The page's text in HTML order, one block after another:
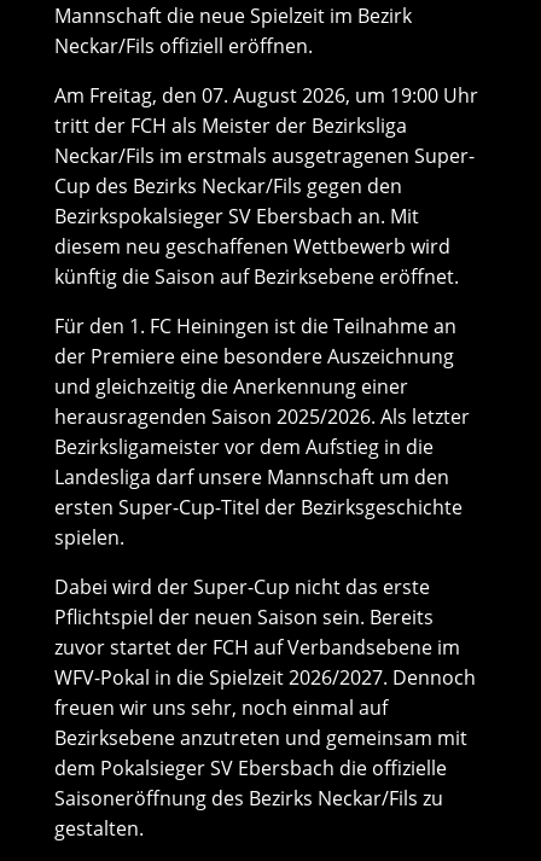
Mannschaft die neue Spielzeit im Bezirk
Neckar/Fils offiziell eröffnen.
Am Freitag, den 07. August 2026, um 19:00 Uhr
tritt der FCH als Meister der Bezirksliga
Neckar/Fils im erstmals ausgetragenen Super-
Cup des Bezirks Neckar/Fils gegen den
Bezirkspokalsieger SV Ebersbach an. Mit
diesem neu geschaffenen Wettbewerb wird
künftig die Saison auf Bezirksebene eröffnet.
Für den 1. FC Heiningen ist die Teilnahme an
der Premiere eine besondere Auszeichnung
und gleichzeitig die Anerkennung einer
herausragenden Saison 2025/2026. Als letzter
Bezirksligameister vor dem Aufstieg in die
Landesliga darf unsere Mannschaft um den
ersten Super-Cup-Titel der Bezirksgeschichte
spielen.
Dabei wird der Super-Cup nicht das erste
Pflichtspiel der neuen Saison sein. Bereits
zuvor startet der FCH auf Verbandsebene im
WFV-Pokal in die Spielzeit 2026/2027. Dennoch
freuen wir uns sehr, noch einmal auf
Bezirksebene anzutreten und gemeinsam mit
dem Pokalsieger SV Ebersbach die offizielle
Saisoneröffnung des Bezirks Neckar/Fils zu
gestalten.